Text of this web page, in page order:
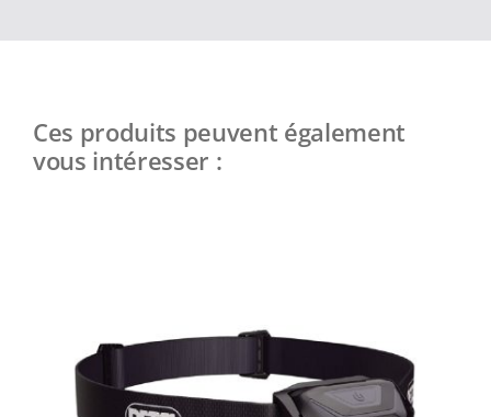
Ces produits peuvent également
vous intéresser :